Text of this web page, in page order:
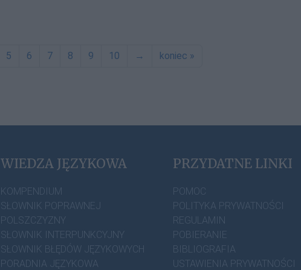
5 6 7 8 9 10 → koniec »
WIEDZA JĘZYKOWA
KOMPENDIUM
SŁOWNIK POPRAWNEJ
POLSZCZYZNY
SŁOWNIK INTERPUNKCYJNY
SŁOWNIK BŁĘDÓW JĘZYKOWYCH
PORADNIA JĘZYKOWA
PRZYDATNE LINKI
POMOC
POLITYKA PRYWATNOŚCI
REGULAMIN
POBIERANIE
BIBLIOGRAFIA
USTAWIENIA PRYWATNOŚCI